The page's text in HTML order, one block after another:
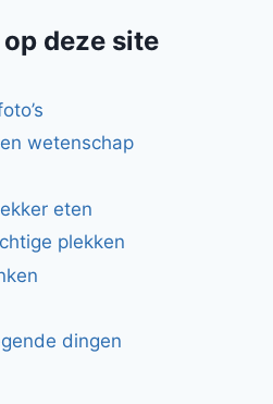
deze site
wetenschap
eten
plekken
dingen